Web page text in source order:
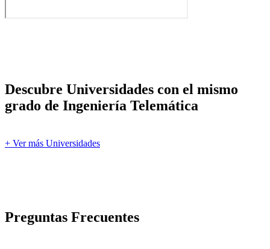
Descubre Universidades con el mismo
grado de Ingeniería Telemática
+ Ver más Universidades
Preguntas Frecuentes